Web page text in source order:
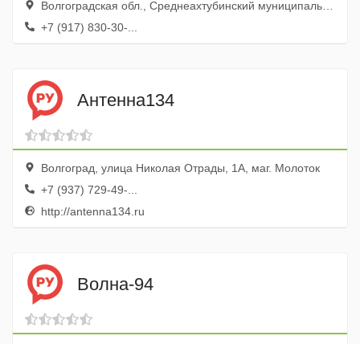
Волгоградская обл., Среднеахтубинский муниципальный р-н, Средняя Ахтуба р.п., ул. Октябрьская, 72а
+7 (917) 830-30-...
Антенна134
Волгоград, улица Николая Отрады, 1А, маг. Молоток
+7 (937) 729-49-...
http://antenna134.ru
Волна-94